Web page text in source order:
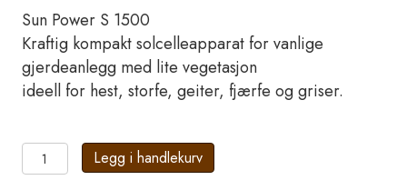
Sun Power S 1500
Kraftig kompakt solcelleapparat for vanlige
gjerdeanlegg med lite vegetasjon
ideell for hest, storfe, geiter, fjærfe og griser.
AKO
Sun
Legg i handlekurv